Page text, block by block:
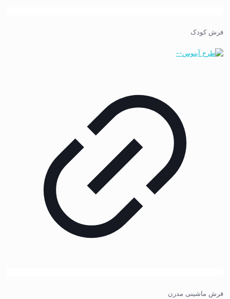
فرش کودک
فرش ماشینی مدرن